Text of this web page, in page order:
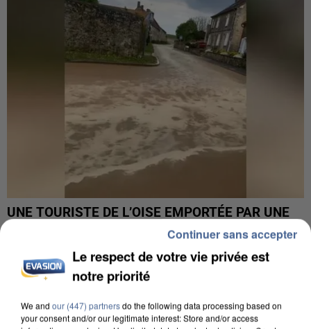
UNE TOURISTE DE L’OISE EMPORTÉE PAR UNE
COULÉE DE BOUE EN HAUTE-SAVOIE
Le respect de votre vie privée est
notre priorité
We and our (447) partnersdo the following data processing based on
your consent and/or our legitimate interest: Store and/or access
Continuer sans accepter